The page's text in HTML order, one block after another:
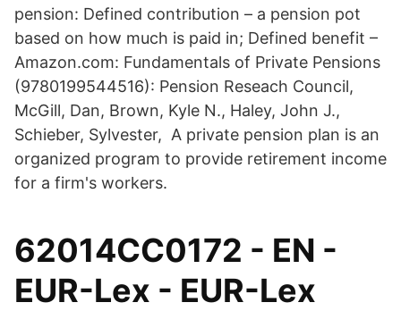
pension: Defined contribution – a pension pot
based on how much is paid in; Defined benefit –
Amazon.com: Fundamentals of Private Pensions
(9780199544516): Pension Reseach Council,
McGill, Dan, Brown, Kyle N., Haley, John J.,
Schieber, Sylvester, A private pension plan is an
organized program to provide retirement income
for a firm's workers.
62014CC0172 - EN -
EUR-Lex - EUR-Lex